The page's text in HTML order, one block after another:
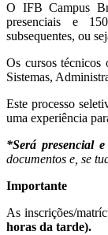
O IFB Campus
presenciais e
subsequentes, ou
Os cursos técnicos
Sistemas,
Este processo
uma experiência
*Será presencial
documentos e, se
Importante
As inscrições/
horas da tarde).